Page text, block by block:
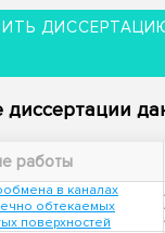
работы
в каналах
обтекаемых
поверхностей